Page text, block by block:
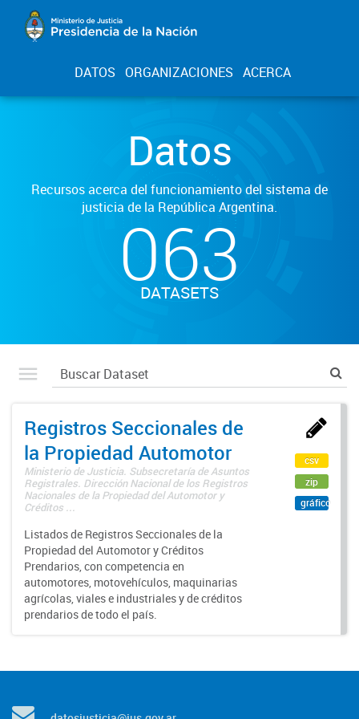
DATOS ORGANIZACIONES ACERCA
Datos
Recursos acerca del funcionamiento del sistema de
justicia de la República Argentina.
063
DATASETS
Registros Seccionales de
la Propiedad Automotor
Ministerio de Justicia. Subsecretaría de Asuntos
Registrales. Dirección Nacional de los Registros
Nacionales de la Propiedad del Automotor y
Créditos ...
Listados de Registros Seccionales de la
Propiedad del Automotor y Créditos
Prendarios, con competencia en
automotores, motovehículos, maquinarias
agrícolas, viales e industriales y de créditos
prendarios de todo el país.
csv
zip
gráfico